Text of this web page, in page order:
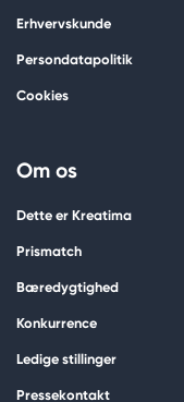
Erhvervskunde
Persondatapolitik
Cookies
Om os
Dette er Kreatima
Prismatch
Bæredygtighed
Konkurrence
Ledige stillinger
Pressekontakt